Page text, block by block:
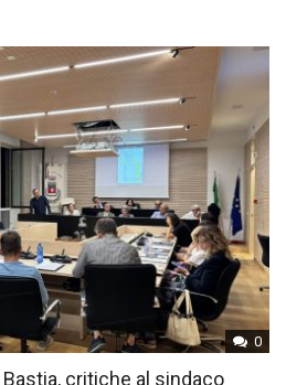
0
critiche al sindaco